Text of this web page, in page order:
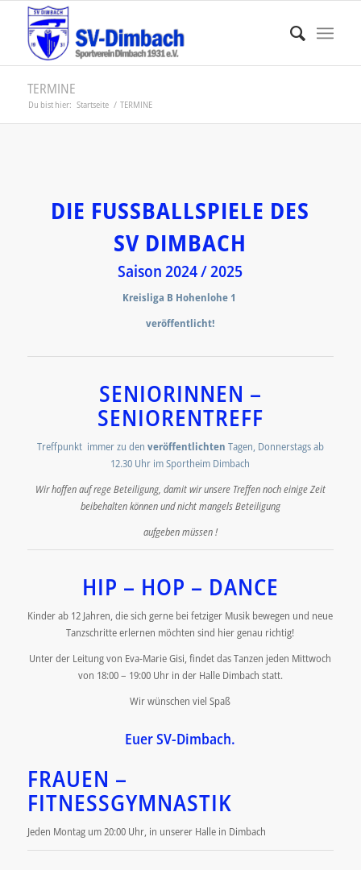
TERMINE
Du bist hier: Startseite / TERMINE
DIE FUSSBALLSPIELE DES
SV DIMBACH
Saison 2024 / 2025
Kreisliga B Hohenlohe 1
veröffentlicht!
SENIORINNEN –
SENIORENTREFF
Treffpunkt immer zu den veröffentlichten Tagen, Donnerstags ab
12.30 Uhr im Sportheim Dimbach
Wir hoffen auf rege Beteiligung, damit wir unsere Treffen noch einige Zeit
beibehalten können und nicht mangels Beteiligung
aufgeben müssen !
HIP – HOP – DANCE
Kinder ab 12 Jahren, die sich gerne bei fetziger Musik bewegen und neue
Tanzschritte erlernen möchten sind hier genau richtig!
Unter der Leitung von Eva-Marie Gisi, findet das Tanzen jeden Mittwoch
von 18:00 – 19:00 Uhr in der Halle Dimbach statt.
Wir wünschen viel Spaß
Euer SV-Dimbach.
FRAUEN –
FITNESSGYMNASTIK
Jeden Montag um 20:00 Uhr, in unserer Halle in Dimbach